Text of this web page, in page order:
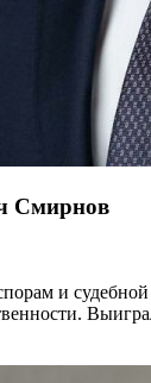
Смирнов
и